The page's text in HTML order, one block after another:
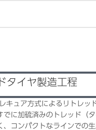
タイヤ製造工程
キュア方式によるリトレッ
に加硫済みのトレッド（
コンパクトなラインでの